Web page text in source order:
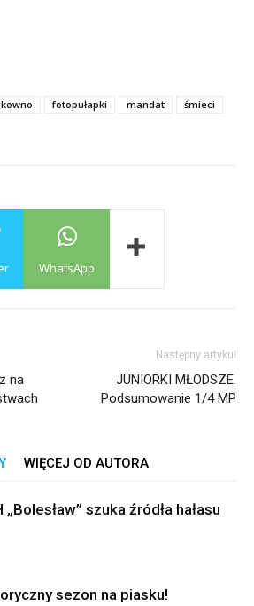
fotopułapki mandat
śmieci
WhatsApp
na
Następny artykuł
JUNIORKI MŁODSZE.
Podsumowanie 1/4 MP
WIĘCEJ OD AUTORA
„Bolesław” szuka źródła hałasu
sezon na piasku!